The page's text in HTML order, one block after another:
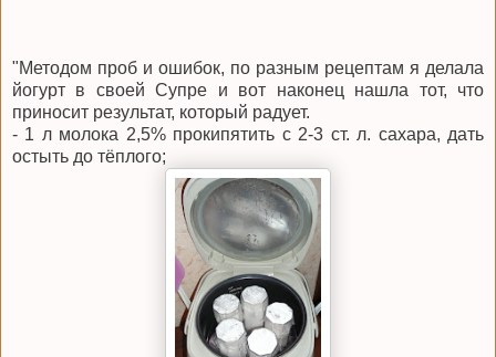
"Методом проб и ошибок, по разным рецептам я делала
йогурт в своей Супре и вот наконец нашла тот, что
приносит результат, который радует.
- 1 л молока 2,5% прокипятить с 2-3 ст. л. сахара, дать
остыть до тёплого;